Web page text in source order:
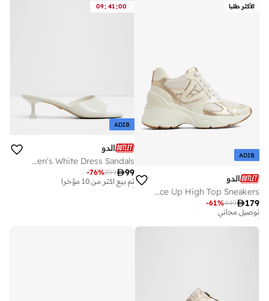
الأكثر طلبا
ADIB
الدو
BREJOS Lace Up High Top Sneakers
179
449
-61%
أفضل سعر لهذا العام
توصيل مجاني
أفضل سعر لهذا العام
توصيل مجاني
09: 41:00
ADIB
الدو
Delphinia-In Women's White Dress Sandals
99
399
-76%
أفضل سعر لهذا العام
تم بيع أكثر من 10 مؤخرا
أفضل سعر لهذا العام